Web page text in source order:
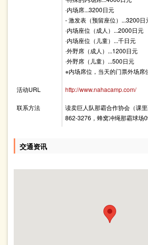
·内场席...3200日元
- 激发表（预留座位）...3200日
·内场座位（成人）...2000日元
·内场座位（儿童）...千日元
·外野席（成人）...1200日元
·外野席（儿童）...500日元
※内场席位，当天的门票外场席
活动URL http://www.nahacamp.com/
联系方法
读卖巨人队那霸合作协会（课
862-3276，蜂窝冲绳那霸球场
交通资讯